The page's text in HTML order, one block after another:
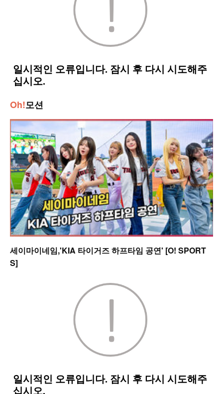
Oh!모션
세이마이네임,'KIA 타이거즈 하프타임 공연' [O! SPORT
S]